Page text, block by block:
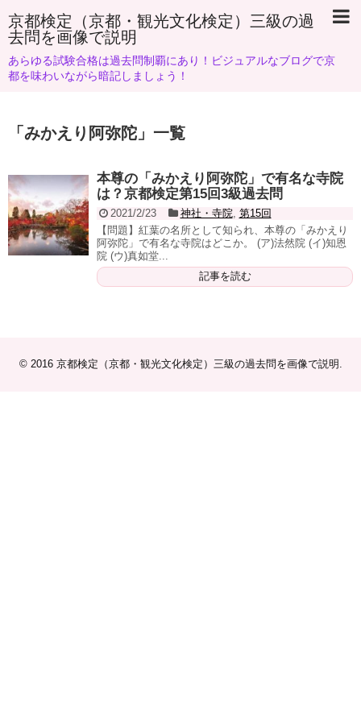
京都検定（京都・観光文化検定）三級の過
去問を画像で説明
あらゆる試験合格は過去問制覇にあり！ビジュアルなブログで京
都を味わいながら暗記しましょう！
「 みかえり阿弥陀 」 一覧
本尊の「みかえり阿弥陀」で有名な寺院
は？京都検定第15回3級過去問
2021/2/23 神社・寺院, 第15回
【問題】紅葉の名所として知られ、本尊の「みかえり
阿弥陀」で有名な寺院はどこか。 (ア)法然院 (イ)知恩
院 (ウ)真如堂...
記事を読む
© 2016 京都検定（京都・観光文化検定）三級の過去問を画像で説明